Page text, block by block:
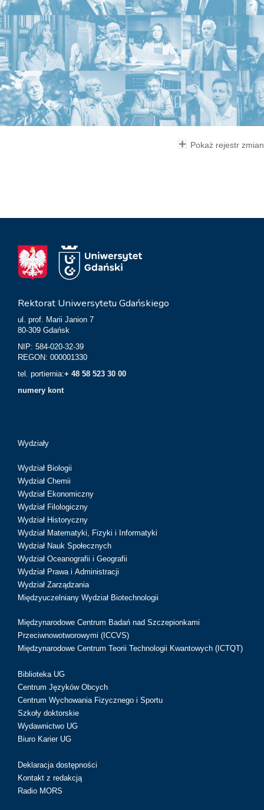
Pokaż rejestr zmian
Rektorat Uniwersytetu Gdańskiego
ul. prof. Marii Janion 7
80-309 Gdańsk
NIP: 584-020-32-39
REGON: 000001330
tel. portiernia:+ 48 58 523 30 00
numery kont
Wydziały
Wydział Biologii
Wydział Chemii
Wydział Ekonomiczny
Wydział Filologiczny
Wydział Historyczny
Wydział Matematyki, Fizyki i Informatyki
Wydział Nauk Społecznych
Wydział Oceanografii i Geografii
Wydział Prawa i Administracji
Wydział Zarządzania
Międzyuczelniany Wydział Biotechnologii
Międzynarodowe Centrum Badań nad Szczepionkami
Przeciwnowotworowymi (ICCVS)
Międzynarodowe Centrum Teorii Technologii Kwantowych (ICTQT)
Biblioteka UG
Centrum Języków Obcych
Centrum Wychowania Fizycznego i Sportu
Szkoły doktorskie
Wydawnictwo UG
Biuro Karier UG
Deklaracja dostępności
Kontakt z redakcją
Radio MORS